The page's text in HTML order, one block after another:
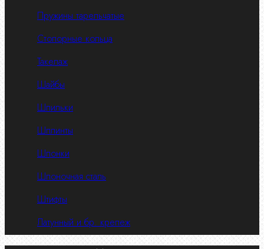
Пружины тарельчатые
Стопорные кольца
Такелаж
Шайбы
Шпильки
Шплинты
Шпонки
Шпоночная сталь
Штифты
Латунный и бр. крепеж